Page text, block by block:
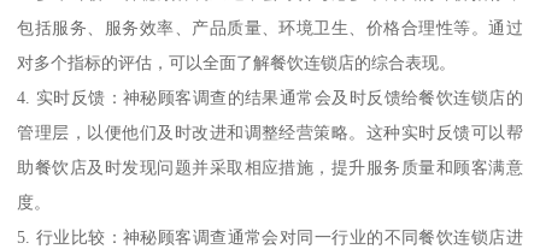
包括服务、服务效率、产品质量、环境卫生、价格合理性等。通过
对多个指标的评估，可以全面了解餐饮连锁店的综合表现。
4. 实时反馈：神秘顾客调查的结果通常会及时反馈给餐饮连锁店的
管理层，以便他们及时改进和调整经营策略。这种实时反馈可以帮
助餐饮店及时发现问题并采取相应措施，提升服务质量和顾客满意
度。
5. 行业比较：神秘顾客调查通常会对同一行业的不同餐饮连锁店进